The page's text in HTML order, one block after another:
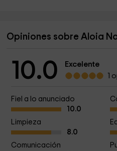
Opiniones sobre Aloia
10.0
Excelente
1
Fiel a lo anunciado
10.0
Limpieza
8.0
Comunicación